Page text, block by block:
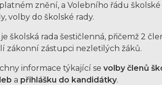
znění, a Volebního řádu
volby do školské rady.
školská rada šestičlenná, přičemž 2
zákonní zástupci nezletilých žáků.
informace týkající se volby členů
a přihlášku do kandidátky.